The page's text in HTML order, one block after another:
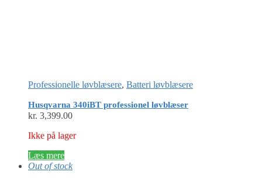
Professionelle løvblæsere, Batteri løvblæsere
Husqvarna 340iBT professionel løvblæser
kr. 3,399.00
Ikke på lager
Læs mere
Out of stock